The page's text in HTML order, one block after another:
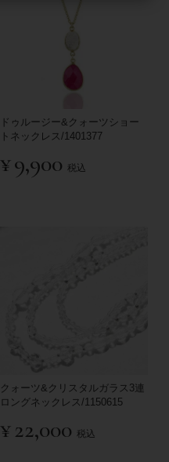
ドゥルージー&クォーツショー
トネックレス/1401377
¥9,900 税込
クォーツ&クリスタルガラス3連
ロングネックレス/1150615
¥22,000 税込